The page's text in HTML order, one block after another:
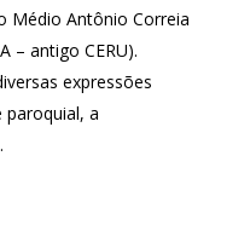
Médio Antônio Correia
– antigo CERU).
expressões
paroquial, a